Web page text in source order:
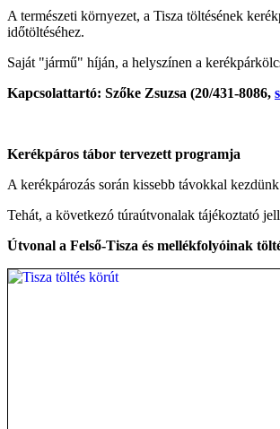
A természeti környezet, a Tisza töltésének
időtöltéséhez.
Saját "jármű" híján, a helyszínen a
Kapcsolattartó: Szőke Zsuzsa (20/431-8086,
Kerékpáros tábor tervezett programja
A kerékpározás során kissebb távokkal
Tehát, a következó túraútvonalak tájékoztató
Útvonal a Felső-Tisza és mellékfolyóinak